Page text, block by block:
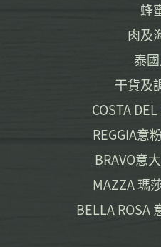
蜂
肉及
泰
干貨及
COSTA
REGGIA意
BRAVO意
MAZZA 瑪
BELLA ROSA